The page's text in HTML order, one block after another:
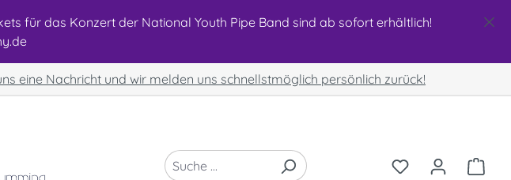
für das Konzert der National Youth Pipe Band sind ab sofort erhältlich!
eine Nachricht und wir melden uns schnellstmöglich persönlich zurück!